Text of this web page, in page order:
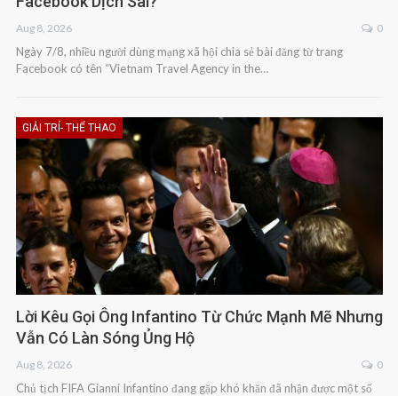
Aug 8, 2026 0
Ngày 7/8, nhiều người dùng mạng xã hội chia sẻ bài đăng từ trang
Facebook có tên “Vietnam Travel Agency in the…
GIẢI TRÍ- THỂ THAO
Lời Kêu Gọi Ông Infantino Từ Chức Mạnh Mẽ Nhưng
Vẫn Có Làn Sóng Ủng Hộ
Aug 8, 2026 0
Chủ tịch FIFA Gianni Infantino đang gặp khó khăn đã nhận được một số